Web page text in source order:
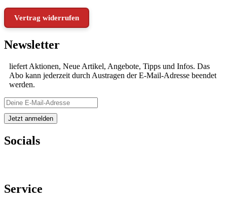
Vertrag widerrufen
Newsletter
liefert Aktionen, Neue Artikel, Angebote, Tipps und Infos. Das
Abo kann jederzeit durch Austragen der E-Mail-Adresse beendet
werden.
Socials
Service